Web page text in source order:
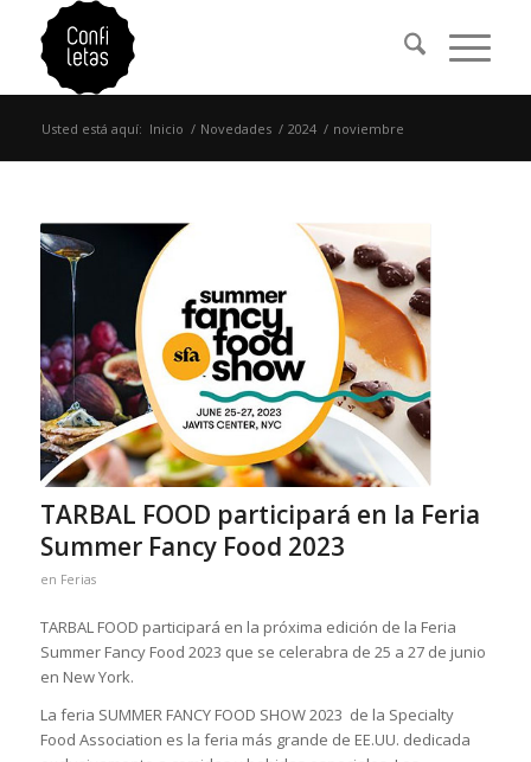
Usted está aquí: Inicio / Novedades / 2024 / noviembre
TARBAL FOOD participará en la Feria
Summer Fancy Food 2023
en Ferias
TARBAL FOOD participará en la próxima edición de la Feria
Summer Fancy Food 2023 que se celerabra de 25 a 27 de junio
en New York.
La feria SUMMER FANCY FOOD SHOW 2023 de la Specialty
Food Association es la feria más grande de EE.UU. dedicada